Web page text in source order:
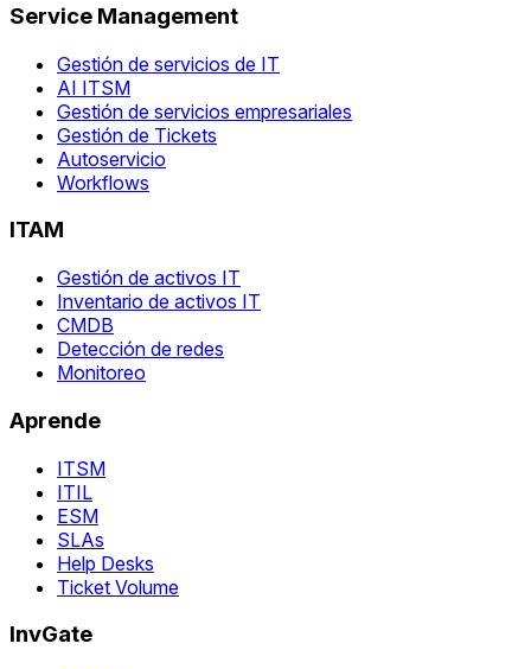
Service Management
Gestión de servicios de IT
AI ITSM
Gestión de servicios empresariales
Gestión de Tickets
Autoservicio
Workflows
ITAM
Gestión de activos IT
Inventario de activos IT
CMDB
Detección de redes
Monitoreo
Aprende
ITSM
ITIL
ESM
SLAs
Help Desks
Ticket Volume
InvGate